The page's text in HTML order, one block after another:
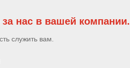
нас в вашей компании.
служить вам.